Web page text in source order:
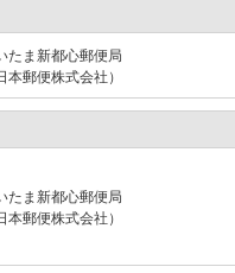
たま新都心郵便局
本郵便株式会社）
たま新都心郵便局
本郵便株式会社）